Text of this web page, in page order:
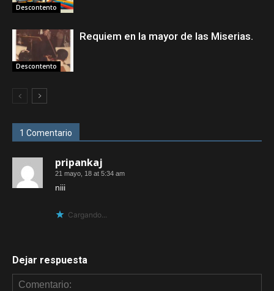
Descontento
Descontento
Requiem en la mayor de las Miserias.
1 Comentario
pripankaj
21 mayo, 18 at 5:34 am
niii
Cargando...
Dejar respuesta